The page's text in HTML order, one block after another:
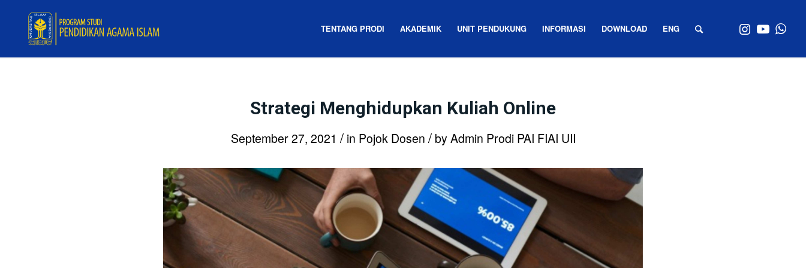
TENTANG PRODI AKADEMIK UNIT PENDUKUNG INFORMASI DOWNLOAD ENG
Strategi Menghidupkan Kuliah Online
September 27, 2021 / in Pojok Dosen / byAdmin Prodi PAI FIAI UII